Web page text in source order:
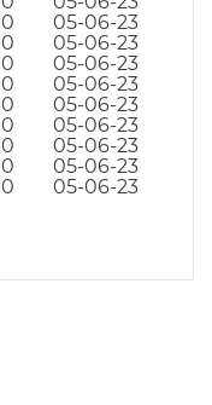
05-06-23
05-06-23
05-06-23
05-06-23
05-06-23
05-06-23
05-06-23
05-06-23
05-06-23